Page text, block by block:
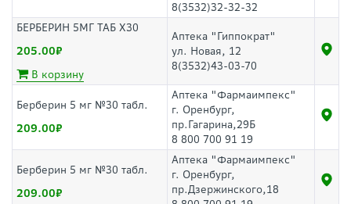
8(3532)32-32-32
БЕРБЕРИН 5МГ ТАБ Х30
205.00
В корзину
Аптека "Гиппократ"
ул. Новая, 12
8(3532)43-03-70
Берберин 5 мг №30 табл.
209.00
Аптека "Фармаимпекс"
г. Оренбург,
пр.Гагарина,29Б
8 800 700 91 19
Берберин 5 мг №30 табл.
209.00
Аптека "Фармаимпекс"
г. Оренбург,
пр.Дзержинского,18